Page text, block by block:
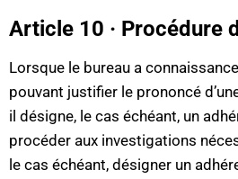
Article 10 · Procédure
Lorsque le bureau a
pouvant justifier le prononcé
il désigne, le cas échéant, un
procéder aux investigations
le cas échéant, désigner un